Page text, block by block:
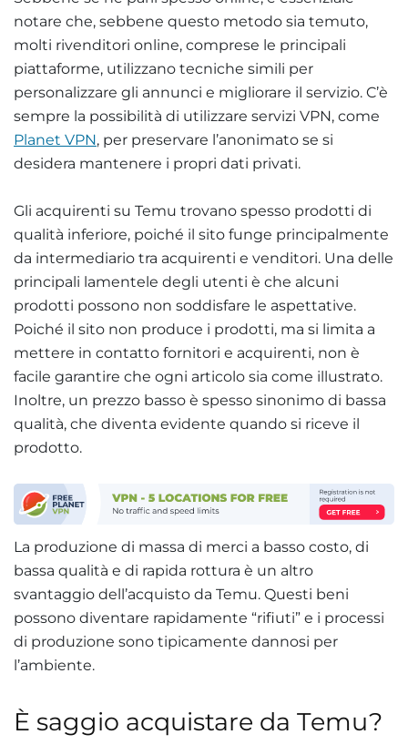
notare che, sebbene questo metodo sia temuto,
molti rivenditori online, comprese le principali
piattaforme, utilizzano tecniche simili per
personalizzare gli annunci e migliorare il servizio. C’è
sempre la possibilità di utilizzare servizi VPN, come
Planet VPN, per preservare l’anonimato se si
desidera mantenere i propri dati privati.
Gli acquirenti su Temu trovano spesso prodotti di
qualità inferiore, poiché il sito funge principalmente
da intermediario tra acquirenti e venditori. Una delle
principali lamentele degli utenti è che alcuni
prodotti possono non soddisfare le aspettative.
Poiché il sito non produce i prodotti, ma si limita a
mettere in contatto fornitori e acquirenti, non è
facile garantire che ogni articolo sia come illustrato.
Inoltre, un prezzo basso è spesso sinonimo di bassa
qualità, che diventa evidente quando si riceve il
prodotto.
La produzione di massa di merci a basso costo, di
bassa qualità e di rapida rottura è un altro
svantaggio dell’acquisto da Temu. Questi beni
possono diventare rapidamente “rifiuti” e i processi
di produzione sono tipicamente dannosi per
l’ambiente.
È saggio acquistare da Temu?